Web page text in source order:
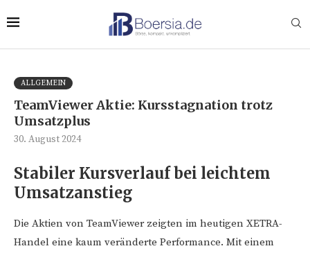
ALLGEMEIN
TeamViewer Aktie: Kursstagnation trotz
Umsatzplus
30. August 2024
Stabiler Kursverlauf bei leichtem
Umsatzanstieg
Die Aktien von TeamViewer zeigten im heutigen XETRA-
Handel eine kaum veränderte Performance. Mit einem